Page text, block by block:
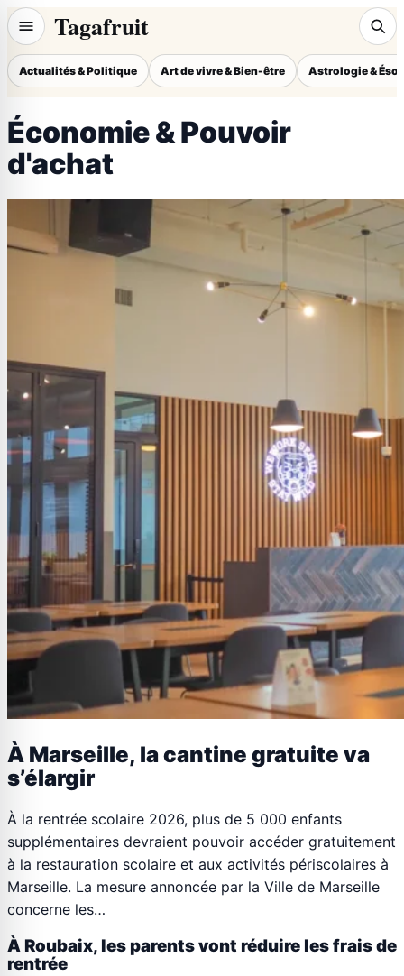
Tagafruit
Actualités & Politique Art de vivre & Bien-être Astrologie &
Économie & Pouvoir
d'achat
À Marseille, la cantine gratuite va
s’élargir
À la rentrée scolaire 2026, plus de 5 000 enfants
supplémentaires devraient pouvoir accéder gratuitement
à la restauration scolaire et aux activités périscolaires à
Marseille. La mesure annoncée par la Ville de Marseille
concerne les…
À Roubaix, les parents vont réduire les frais de
rentrée